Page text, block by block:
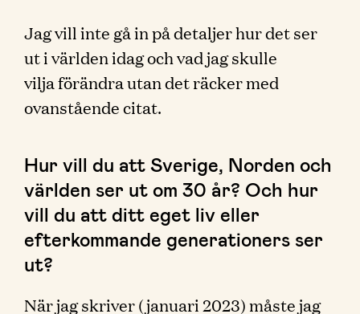
Jag vill inte gå in på detaljer hur det ser
ut i världen idag och vad jag skulle
vilja förändra utan det räcker med
ovanstående citat.
Hur vill du att Sverige, Norden och
världen ser ut om 30 år? Och hur
vill du att ditt eget liv eller
efterkommande generationers ser
ut?
När jag skriver (januari 2023) måste jag